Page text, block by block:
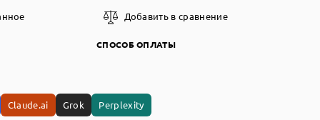
Добавить в сравнение
СПОСОБ ОПЛАТЫ
Claude.ai Grok Perplexity